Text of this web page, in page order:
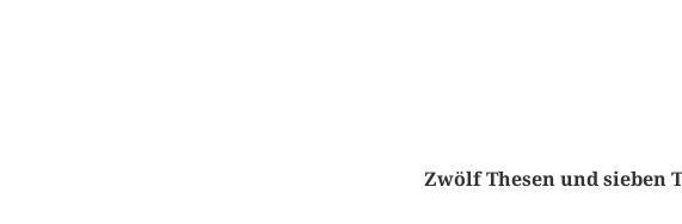
Zwölf Thesen und sieben